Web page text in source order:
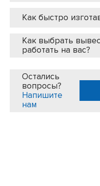
Как быстро
Как выбрать
работать на вас?
Остались
вопросы?
Напишите
нам